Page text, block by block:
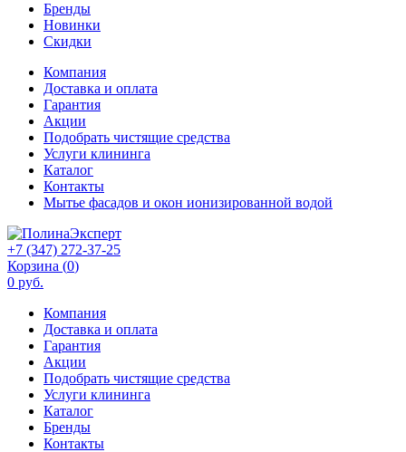
Бренды
Новинки
Скидки
Компания
Доставка и оплата
Гарантия
Акции
Подобрать чистящие средства
Услуги клининга
Каталог
Контакты
Мытье фасадов и окон ионизированной водой
+7 (347) 272-37-25
Корзина (0)
0 руб.
Компания
Доставка и оплата
Гарантия
Акции
Подобрать чистящие средства
Услуги клининга
Каталог
Бренды
Контакты